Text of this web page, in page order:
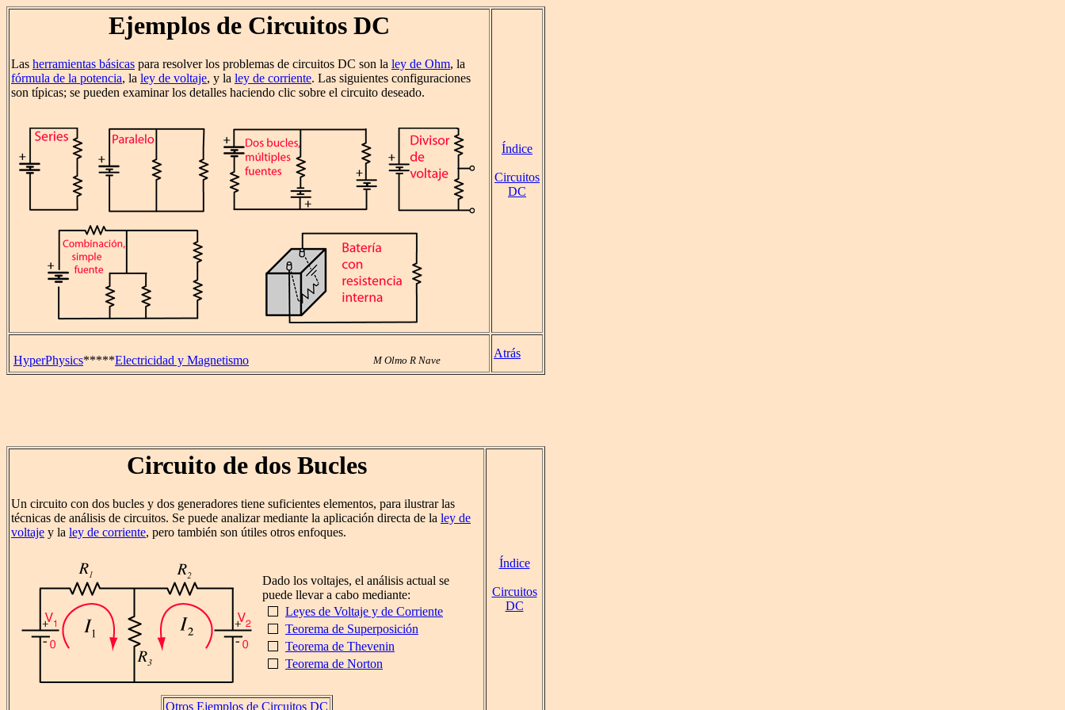
Ejemplos de Circuitos DC
Las herramientas básicas para resolver los problemas de circuitos DC son la ley de Ohm, la
fórmula de la potencia, la ley de voltaje, y la ley de corriente. Las siguientes configuraciones
son típicas; se pueden examinar los detalles haciendo clic sobre el circuito deseado.
Índice
Circuitos
DC
HyperPhysics*****Electricidad y Magnetismo M Olmo R Nave
Atrás
Circuito de dos Bucles
Un circuito con dos bucles y dos generadores tiene suficientes elementos, para ilustrar las
técnicas de análisis de circuitos. Se puede analizar mediante la aplicación directa de la ley de
voltaje y la ley de corriente, pero también son útiles otros enfoques.
Dado los voltajes, el análisis actual se
puede llevar a cabo mediante:
Leyes de Voltaje y de Corriente
Teorema de Superposición
Teorema de Thevenin
Teorema de Norton
Otros Ejemplos de Circuitos DC
Índice
Circuitos
DC